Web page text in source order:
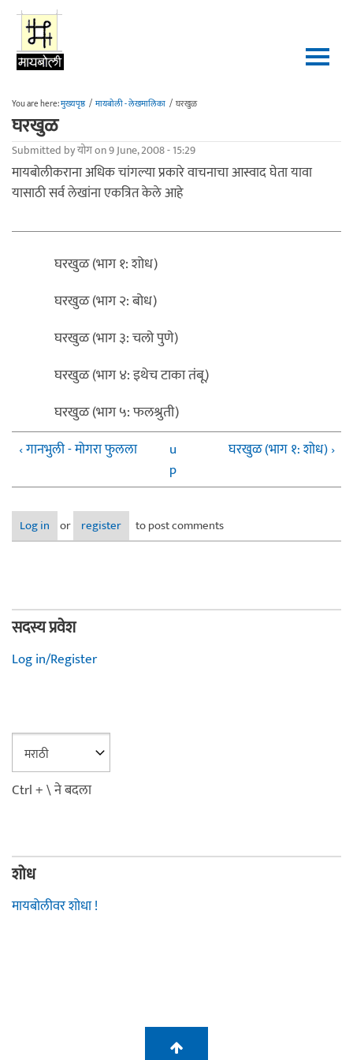
Skip to main content
You are here:मुख्यपृष्ठ / मायबोली - लेखमालिका / घरखुळ
घरखुळ
Submitted byयोगon 9 June, 2008 - 15:29
मायबोलीकराना अधिक चांगल्या प्रकारे वाचनाचा आस्वाद घेता यावा
यासाठी सर्व लेखांना एकत्रित केले आहे
घरखुळ (भाग १: शोध)
घरखुळ (भाग २: बोध)
घरखुळ (भाग ३: चलो पुणे)
घरखुळ (भाग ४: इथेच टाका तंबू)
घरखुळ (भाग ५: फलश्रुती)
‹ गानभुली - मोगरा फुलला
u
p
घरखुळ (भाग १: शोध) ›
Log in or register to post comments
सदस्य प्रवेश
Log in/Register
Ctrl + \ ने बदला
शोध
मायबोलीवर शोधा !